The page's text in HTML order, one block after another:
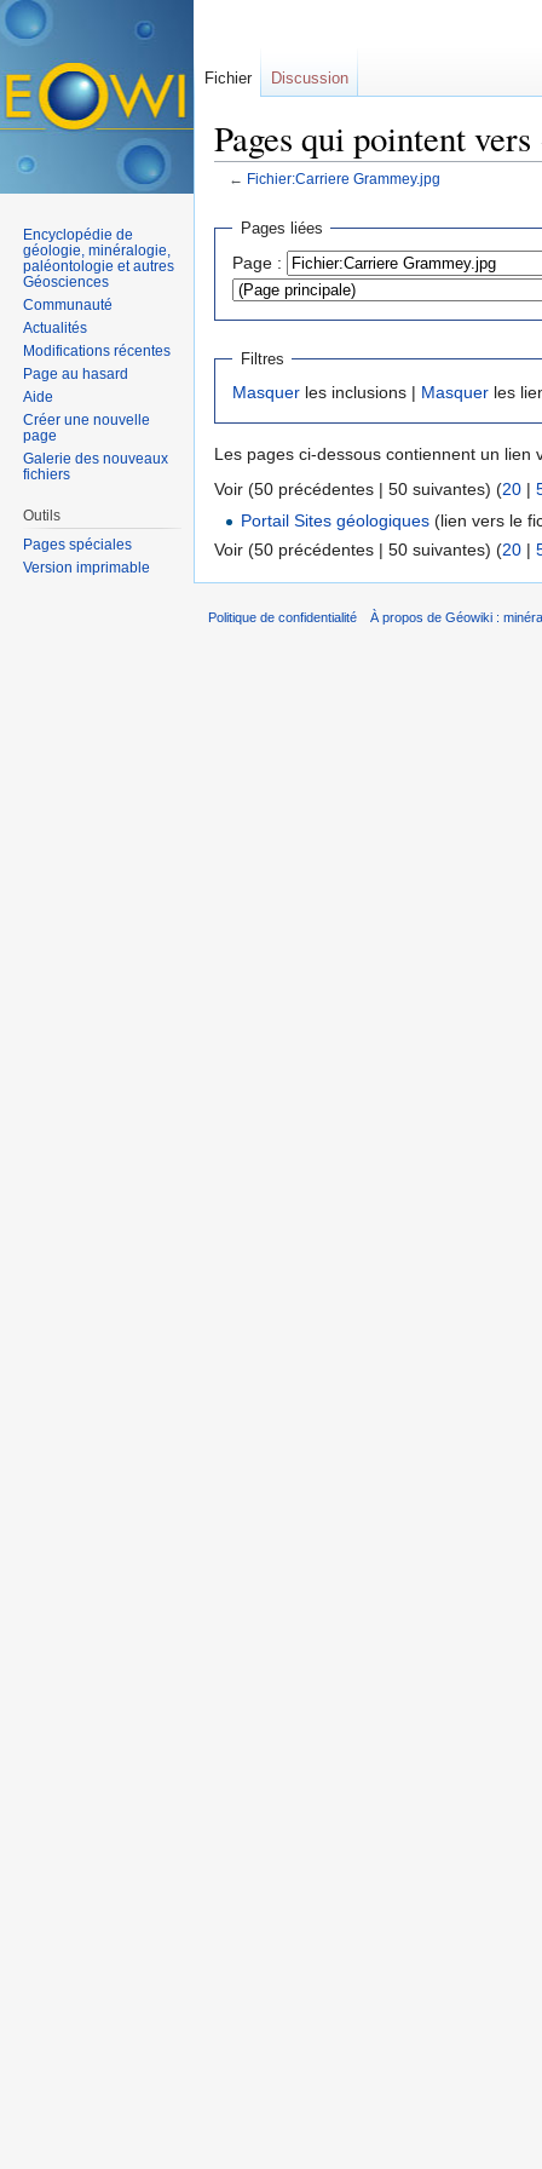
Pages qui pointent
← Fichier:Carriere Grammey.jpg
Pages liées
Page :
Filtres
Masquer les inclusions | Masquer les
Les pages ci-dessous contiennent un lien
Voir (50 précédentes | 50 suivantes) (20 |
Portail Sites géologiques (lien vers le
Voir (50 précédentes | 50 suivantes) (20 |
Fichier Discussion
Encyclopédie de
géologie, minéralogie,
paléontologie et autres
Géosciences
Communauté
Actualités
Modifications récentes
Page au hasard
Aide
Créer une nouvelle
page
Galerie des nouveaux
fichiers
Outils
Pages spéciales
Version imprimable
Politique de confidentialité À propos de Géowiki :